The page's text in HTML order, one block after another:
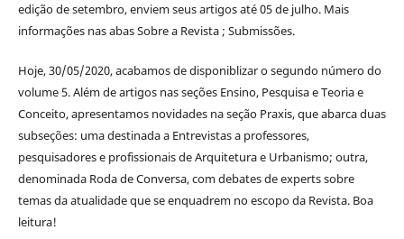
edição de setembro, enviem seus artigos até 05 de julho. Mais
informações nas abas Sobre a Revista ; Submissões.
Hoje, 30/05/2020, acabamos de disponiblizar o segundo número do
volume 5. Além de artigos nas seções Ensino, Pesquisa e Teoria e
Conceito, apresentamos novidades na seção Praxis, que abarca duas
subseções: uma destinada a Entrevistas a professores,
pesquisadores e profissionais de Arquitetura e Urbanismo; outra,
denominada Roda de Conversa, com debates de experts sobre
temas da atualidade que se enquadrem no escopo da Revista. Boa
leitura!